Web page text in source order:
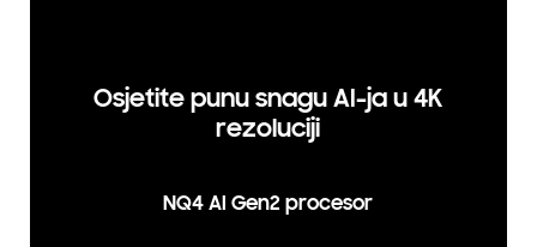
Osjetite punu snagu AI-ja u 4K
rezoluciji
NQ4 AI Gen2 procesor